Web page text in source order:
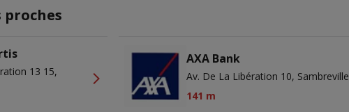
proches
13 15,
AXA Bank
Av. De La Libération 10, Sambreville
141 m